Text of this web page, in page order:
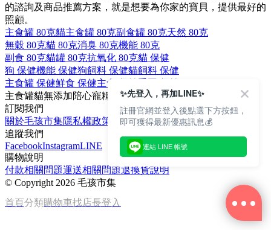
的諮詢及商品推薦方案，就是想要為你家的寶貝，提供最好的
照顧。
主食罐 80克貓主食罐 80克副食罐 80克天然 80克
無穀 80克貓 80克消臭 80克機能 80克
副食 80克貓罐 80克抗氧化 80克貓 保健
狗 保健機能 保健狗飼料 保健貓飼料 保健
主食罐 保健鮮食 保健主食 保健
主食罐貓無添加陪心寵糧
心血管
訂閱我們
關於毛孩市集隱私權政策
文章
追蹤我們
FacebookInstagramLINE
購物說明
付款相關問題運送相關問題退換貨說明
© Copyright 2026 毛孩市集
首頁分類購物車找店長登入
✨先登入，再加LINE✨
註冊官網並登入後點選下方按鈕，
即可獲得最新優惠訊息💰
連結 LINE 帳號